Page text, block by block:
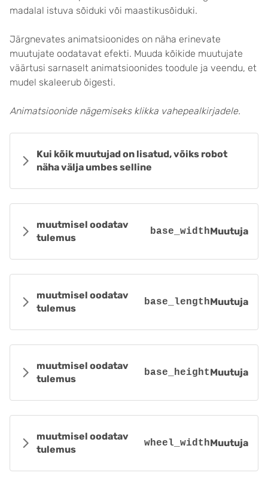
madalal istuva sõiduki või maastikusõiduki.
Järgnevates animatsioonides on näha erinevate
muutujate oodatavat efekti. Muuda kõikide muutujate
väärtusi sarnaselt animatsioonides toodule ja veendu, et
mudel skaleerub õigesti.
Animatsioonide nägemiseks klikka vahepealkirjadele.
Kui kõik muutujad on lisatud, võiks robot
näha välja umbes selline
Muutuja
base_width
muutmisel oodatav
tulemus
Muutuja
base_length
muutmisel oodatav
tulemus
Muutuja
base_height
muutmisel oodatav
tulemus
Muutuja
wheel_width
muutmisel oodatav
tulemus